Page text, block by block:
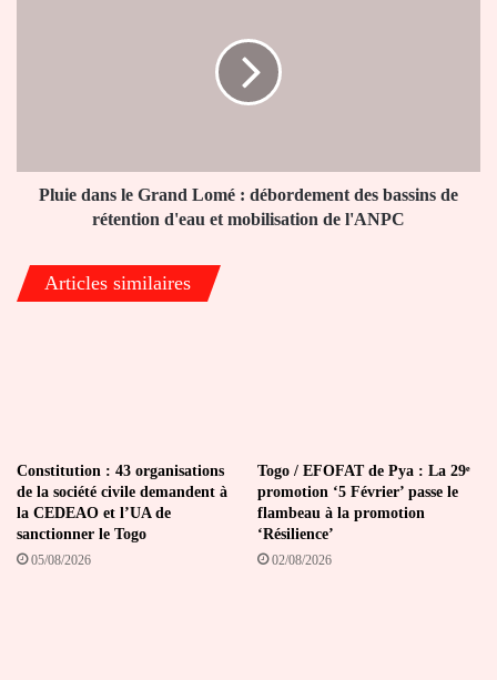
bassins
mobilisation
Pluie dans le Grand Lomé : débordement des bassins de
rétention d'eau et mobilisation de l'ANPC
Articles similaires
Constitution : 43 organisations
de la société civile demandent à
la CEDEAO et l’UA de
sanctionner le Togo
05/08/2026
Togo / EFOFAT de Pya : La 29ᵉ
promotion ‘5 Février’ passe le
flambeau à la promotion
‘Résilience’
02/08/2026